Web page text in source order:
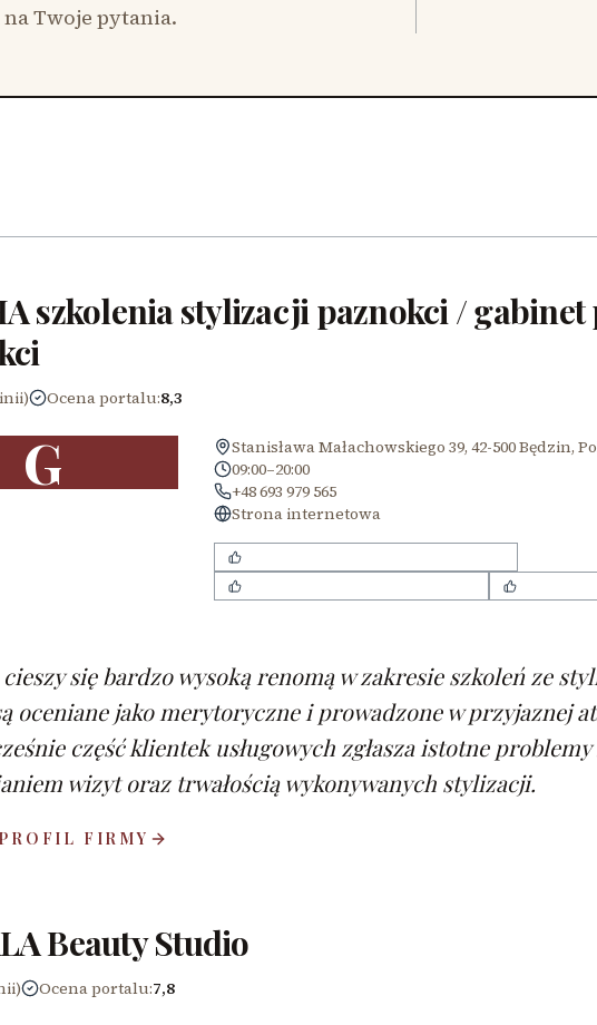
Twoje pytania.
szkolenia stylizacji paznokci /
Ocena portalu:8,3
G
Stanisława Małachowskiego 39, 42-500 Będzin,
09:00–20:00
+48 693 979 565
Strona internetowa
Wysoki poziom merytoryczny szkoleń
Przyjazna i wspierająca atmosfera
się bardzo wysoką renomą w zakresie szkoleń ze
oceniane jako merytoryczne i prowadzone w przyjaznej
część klientek usługowych zgłasza istotne
wizyt oraz trwałością wykonywanych stylizacji.
FIRMY
Beauty Studio
Ocena portalu:7,8